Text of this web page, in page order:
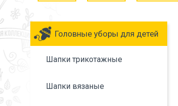
Головные уборы для детей
Шапки трикотажные
Шапки вязаные